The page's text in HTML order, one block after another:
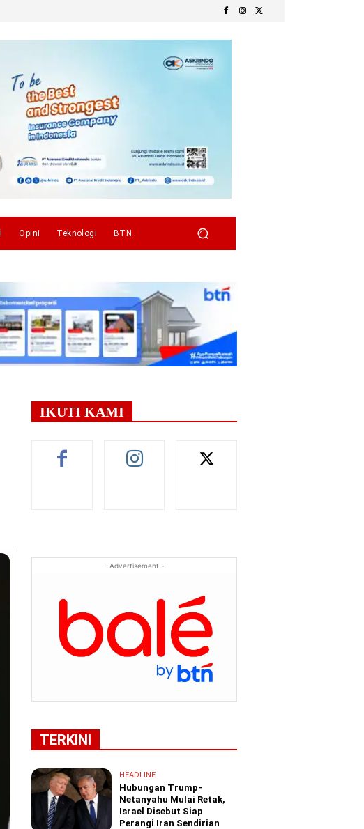
Opini Teknologi BTN
IKUTI KAMI
- Advertisement -
TERKINI
HEADLINE
Hubungan Trump-
Netanyahu Mulai Retak,
Israel Disebut Siap
Perangi Iran Sendirian